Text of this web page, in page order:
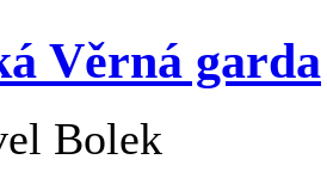
Věrná garda
Bolek